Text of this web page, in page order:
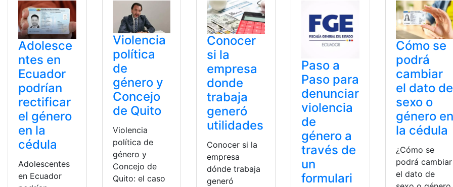
Adolesce
ntes en
Ecuador
podrían
rectificar
el género
en la
cédula
Adolescentes
en Ecuador
Violencia
política
de
género y
Concejo
de Quito
Violencia
política de
género y
Concejo de
Quito: el caso
Conocer
si la
empresa
donde
trabaja
generó
utilidades
Conocer si la
empresa
dónde trabaja
generó
Paso a
Paso para
denunciar
violencia
de
género a
través de
un
formulari
Cómo se
podrá
cambiar
el dato de
sexo o
género en
la cédula
¿Cómo se
podrá cambiar
el dato de